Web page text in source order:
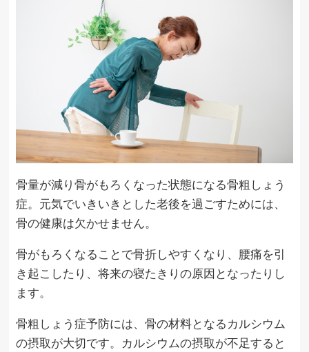
骨量が減り骨がもろくなった状態になる骨粗しょう
症。元気でいきいきとした老後を過ごすためには、
骨の健康は欠かせません。
骨がもろくなることで骨折しやすくなり、腰痛を引
き起こしたり、将来の寝たきりの原因となったりし
ます。
骨粗しょう症予防には、骨の材料となるカルシウム
の摂取が大切です。カルシウムの摂取が不足すると